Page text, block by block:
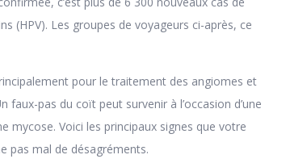
(HPV). Les groupes de voyageurs ci-après, ce
pour le traitement des angiomes et
pas du coït peut survenir à l’occasion d’une
mycose. Voici les principaux signes que votre
pas mal de désagréments.